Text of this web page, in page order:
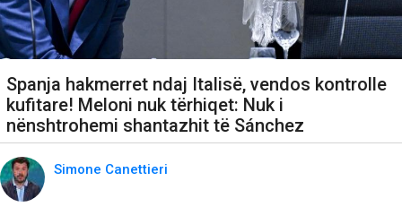
Spanja hakmerret ndaj Italisë, vendos kontrolle
kufitare! Meloni nuk tërhiqet: Nuk i
nënshtrohemi shantazhit të Sánchez
Simone Canettieri